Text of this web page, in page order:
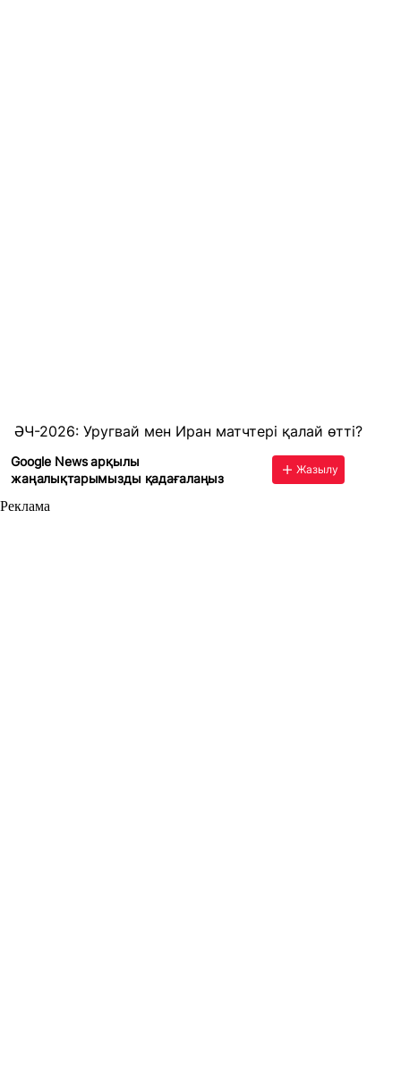
ӘЧ-2026: Уругвай мен Иран матчтері қалай өтті?
Google News арқылы
жаңалықтарымызды қадағалаңыз
Жазылу
Реклама